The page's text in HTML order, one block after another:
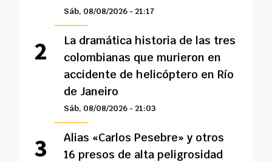
Sáb, 08/08/2026 - 21:17
La dramática historia de las tres
colombianas que murieron en
accidente de helicóptero en Río
de Janeiro
Sáb, 08/08/2026 - 21:03
Alias «Carlos Pesebre» y otros
16 presos de alta peligrosidad